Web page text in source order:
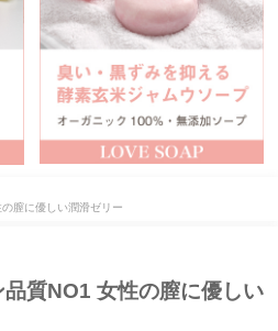
膣に優しい潤滑ゼリー
質NO1 女性の膣に優しい